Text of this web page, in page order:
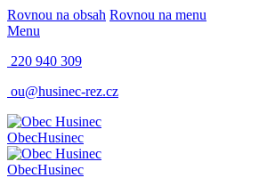
Rovnou na obsah Rovnou na menu
Menu
220 940 309
ou@husinec-rez.cz
ObecHusinec
ObecHusinec